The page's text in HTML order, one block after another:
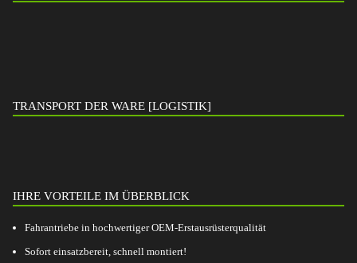
TRANSPORT DER WARE [LOGISTIK]
IHRE VORTEILE IM ÜBERBLICK
Fahrantriebe in hochwertiger OEM-Erstausrüsterqualität
Sofort einsatzbereit, schnell montiert!